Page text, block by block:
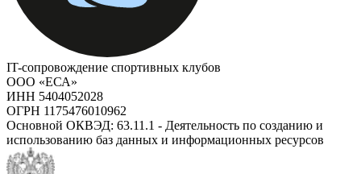
IT-сопровождение спортивных клубов
ООО «ЕСА»
ИНН 5404052028
ОГРН 1175476010962
Основной ОКВЭД: 63.11.1 - Деятельность по созданию и
использованию баз данных и информационных ресурсов